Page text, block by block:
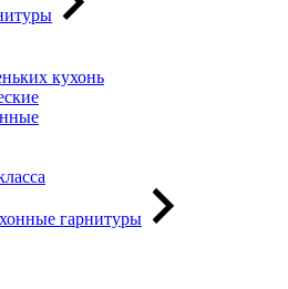
кухонь
гарнитуры